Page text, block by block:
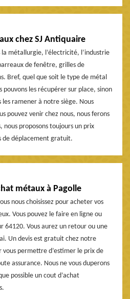
chez SJ Antiquaire
la métallurgie, l’électricité, l’industrie
de fenêtre, grilles de
Bref, quel que soit le type de métal
pouvons les récupérer sur place, sinon
les ramener à notre siège. Nous
pouvez venir chez nous, nous ferons
nous proposons toujours un prix
de déplacement gratuit.
métaux à Pagolle
nous choisissez pour acheter vos
Vous pouvez le faire en ligne ou
64120. Vous aurez un retour ou une
Un devis est gratuit chez notre
vous permettre d’estimer le prix de
assurance. Nous ne vous duperons
possible un cout d’achat